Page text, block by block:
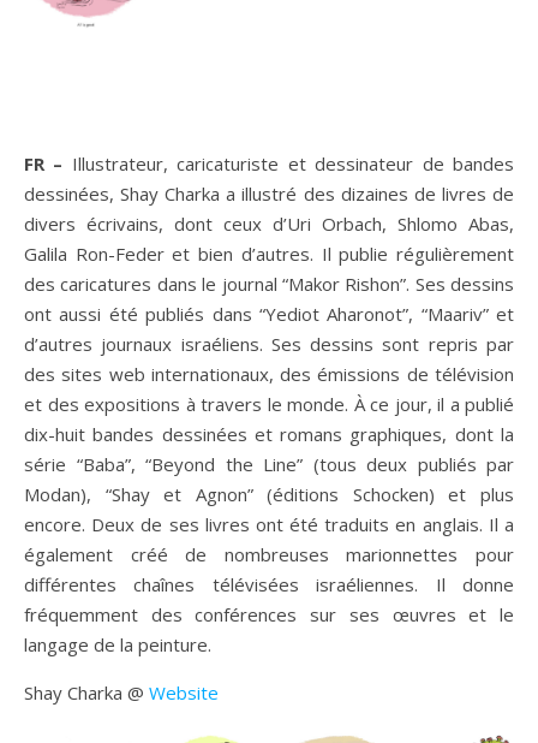
FR – Illustrateur, caricaturiste et dessinateur de bandes
dessinées, Shay Charka a illustré des dizaines de livres de
divers écrivains, dont ceux d’Uri Orbach, Shlomo Abas,
Galila Ron-Feder et bien d’autres. Il publie régulièrement
des caricatures dans le journal “Makor Rishon”. Ses dessins
ont aussi été publiés dans “Yediot Aharonot”, “Maariv” et
d’autres journaux israéliens. Ses dessins sont repris par
des sites web internationaux, des émissions de télévision
et des expositions à travers le monde. À ce jour, il a publié
dix-huit bandes dessinées et romans graphiques, dont la
série “Baba”, “Beyond the Line” (tous deux publiés par
Modan), “Shay et Agnon” (éditions Schocken) et plus
encore. Deux de ses livres ont été traduits en anglais. Il a
également créé de nombreuses marionnettes pour
différentes chaînes télévisées israéliennes. Il donne
fréquemment des conférences sur ses œuvres et le
langage de la peinture.
Shay Charka @ Website